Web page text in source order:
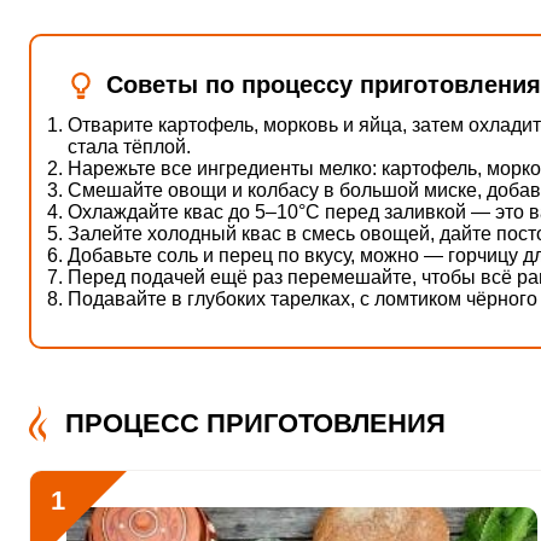
Витамин В9 65.8 мкг
Витамин В12 1.3 мкг
Витамин С 452.5 мкг
Витамин D 3.7 мкг
Витамин E 4.6 мг
Витамин РР
Калий
Советы по процессу приготовления
Отварите картофель, морковь и яйца, затем
стала тёплой.
Нарежьте все ингредиенты мелко: картофель,
Смешайте овощи и колбасу в большой миске,
Охлаждайте квас до 5–10°C перед заливкой — это
Залейте холодный квас в смесь овощей, дайте
Добавьте соль и перец по вкусу, можно — горчицу
Перед подачей ещё раз перемешайте, чтобы всё
Подавайте в глубоких тарелках, с ломтиком
ПРОЦЕСС ПРИГОТОВЛЕНИЯ
1
Приготовить
окрошку, нужно
Политикой конфиденциальности,
персональных данныхи